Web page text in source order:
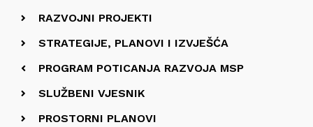
RAZVOJNI PROJEKTI
STRATEGIJE, PLANOVI I IZVJEŠĆA
PROGRAM POTICANJA RAZVOJA MSP
SLUŽBENI VJESNIK
PROSTORNI PLANOVI